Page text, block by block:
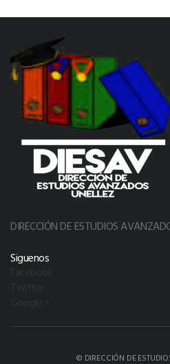
DIRECCIÓN DE ESTUDIOS
Siguenos
© DIRECCIÓN DE